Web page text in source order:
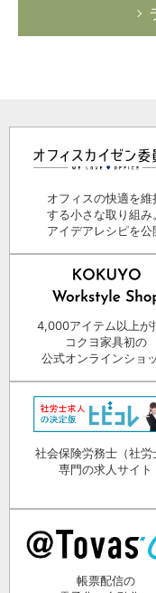
オフィスの快適を維
する小さな取り組み。
アイデアレシピを公
4,000アイテム以上が
コクヨ家具初の
公式オンラインショ
社会保険労務士（社労
専門の求人サイト
帳票配信の